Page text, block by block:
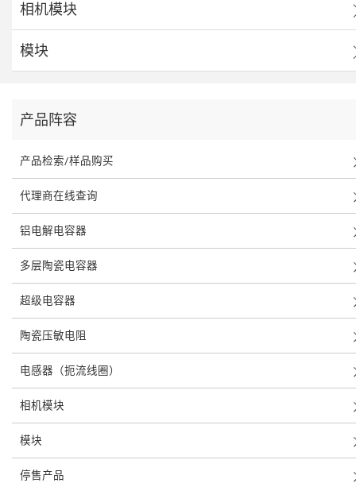
相机模块
模块
产品阵容
产品检索/样品购买
代理商在线查询
铝电解电容器
多层陶瓷电容器
超级电容器
陶瓷压敏电阻
电感器（扼流线圈）
相机模块
模块
停售产品